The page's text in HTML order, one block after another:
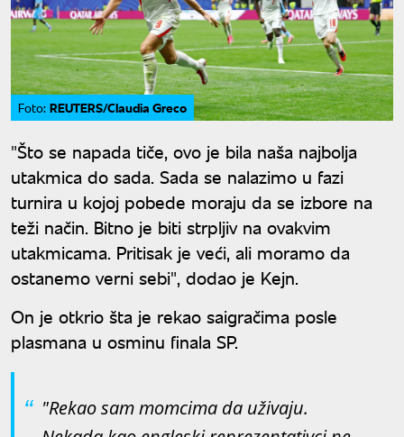
Foto: REUTERS/Claudia Greco
"Što se napada tiče, ovo je bila naša najbolja
utakmica do sada. Sada se nalazimo u fazi
turnira u kojoj pobede moraju da se izbore na
teži način. Bitno je biti strpljiv na ovakvim
utakmicama. Pritisak je veći, ali moramo da
ostanemo verni sebi", dodao je Kejn.
On je otkrio šta je rekao saigračima posle
plasmana u osminu finala SP.
"Rekao sam momcima da uživaju.